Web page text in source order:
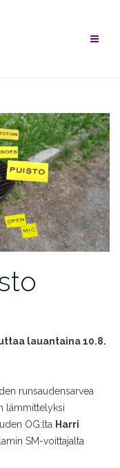
lauantaina 10.8.
runsaudensarvea
lämmittelyksi
OG:lta Harri
SM-voittajalta